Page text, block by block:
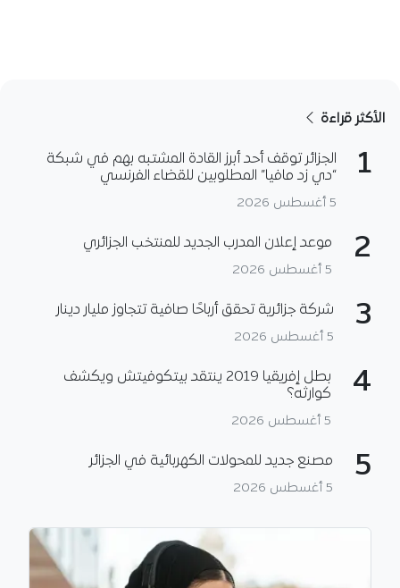
الأكثر قراءة
1
الجزائر توقف أحد أبرز القادة المشتبه بهم في شبكة
“دي زد مافيا” المطلوبين للقضاء الفرنسي
5 أغسطس 2026
2 موعد إعلان المدرب الجديد للمنتخب الجزائري
5 أغسطس 2026
3 شركة جزائرية تحقق أرباحًا صافية تتجاوز مليار دينار
5 أغسطس 2026
4
بطل إفريقيا 2019 ينتقد بيتكوفيتش ويكشف
كوارثه؟
5 أغسطس 2026
5 مصنع جديد للمحولات الكهربائية في الجزائر
5 أغسطس 2026